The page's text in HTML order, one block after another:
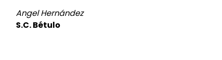
Angel Hernández
S.C. Bétulo